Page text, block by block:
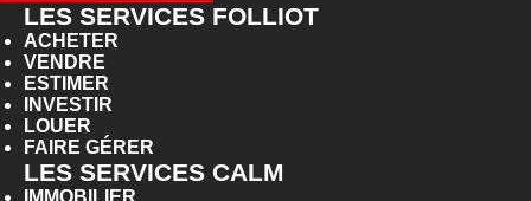
LES SERVICES FOLLIOT
ACHETER
VENDRE
ESTIMER
INVESTIR
LOUER
FAIRE GÉRER
LES SERVICES CALM
IMMOBILIER